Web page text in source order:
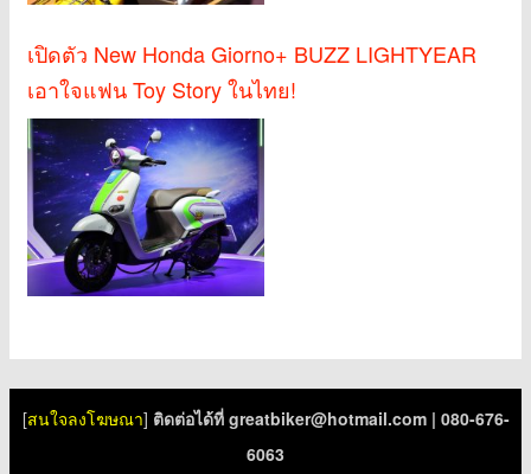
เปิดตัว New Honda Giorno+ BUZZ LIGHTYEAR
เอาใจแฟน Toy Story ในไทย!
[สนใจลงโฆษณา] ติดต่อได้ที่ greatbiker@hotmail.com| 080-676-
6063